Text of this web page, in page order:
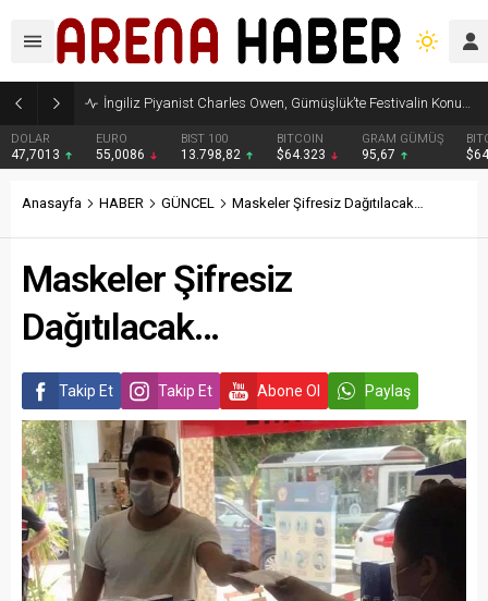
İngiliz Piyanist Charles Owen, Gümüşlük’te Festivalin Konuğu idi…
DOLAR
47,7013
EURO
55,0086
BIST 100
13.798,82
BITCOIN
$64.323
GRAM GÜMÜŞ
95,67
Anasayfa HABER GÜNCEL Maskeler Şifresiz Dağıtılacak…
Maskeler Şifresiz
Dağıtılacak…
Takip Et Takip Et Abone Ol Paylaş